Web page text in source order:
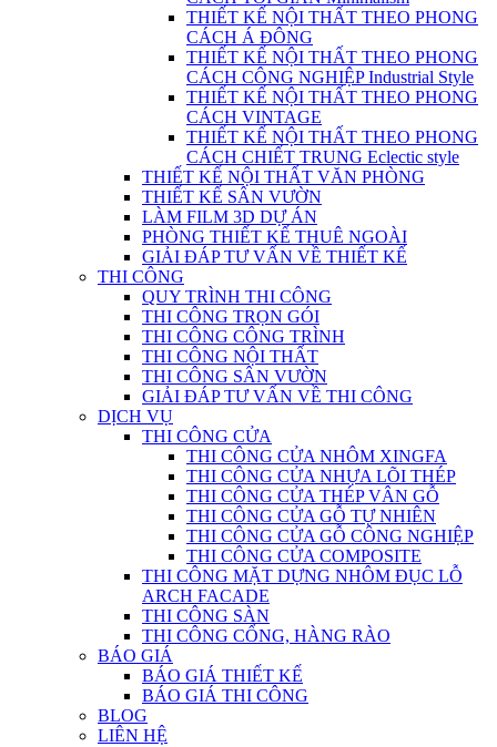
THIẾT KẾ NỘI THẤT THEO PHONG
CÁCH Á ĐÔNG
THIẾT KẾ NỘI THẤT THEO PHONG
CÁCH CÔNG NGHIỆP Industrial Style
THIẾT KẾ NỘI THẤT THEO PHONG
CÁCH VINTAGE
THIẾT KẾ NỘI THẤT THEO PHONG
CÁCH CHIẾT TRUNG Eclectic style
THIẾT KẾ NỘI THẤT VĂN PHÒNG
THIẾT KẾ SÂN VƯỜN
LÀM FILM 3D DỰ ÁN
PHÒNG THIẾT KẾ THUÊ NGOÀI
GIẢI ĐÁP TƯ VẤN VỀ THIẾT KẾ
THI CÔNG
QUY TRÌNH THI CÔNG
THI CÔNG TRỌN GÓI
THI CÔNG CÔNG TRÌNH
THI CÔNG NỘI THẤT
THI CÔNG SÂN VƯỜN
GIẢI ĐÁP TƯ VẤN VỀ THI CÔNG
DỊCH VỤ
THI CÔNG CỬA
THI CÔNG CỬA NHÔM XINGFA
THI CÔNG CỬA NHỰA LÕI THÉP
THI CÔNG CỬA THÉP VÂN GỖ
THI CÔNG CỬA GỖ TỰ NHIÊN
THI CÔNG CỬA GỖ CÔNG NGHIỆP
THI CÔNG CỬA COMPOSITE
THI CÔNG MẶT DỰNG NHÔM ĐỤC LỖ
ARCH FACADE
THI CÔNG SÀN
THI CÔNG CỔNG, HÀNG RÀO
BÁO GIÁ
BÁO GIÁ THIẾT KẾ
BÁO GIÁ THI CÔNG
BLOG
LIÊN HỆ